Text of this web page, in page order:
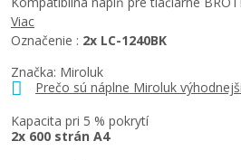
Značka: Miroluk
Prečo sú náplne Miroluk
Kapacita pri 5 % pokrytí
2x 600 strán A4
Viac
Označenie : 2x LC-1240BK